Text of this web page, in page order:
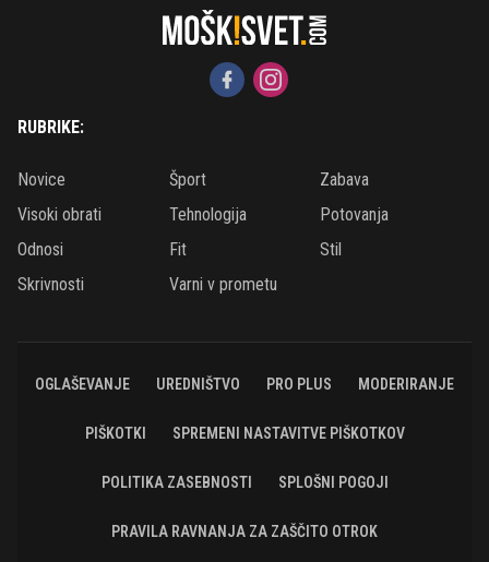
RUBRIKE:
Novice Šport
Zabava
Visoki obrati
Tehnologija
Potovanja
Odnosi
Fit
Stil
Skrivnosti
Varni v prometu
OGLAŠEVANJE UREDNIŠTVO PRO PLUS MODERIRANJE
PIŠKOTKI SPREMENI NASTAVITVE PIŠKOTKOV
POLITIKA ZASEBNOSTI SPLOŠNI POGOJI
PRAVILA RAVNANJA ZA ZAŠČITO OTROK